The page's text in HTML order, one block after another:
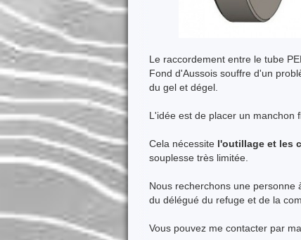
Le raccordement entre le tube
Fond d'Aussois souffre d'un
du gel et dégel.
L'idée est de placer un manchon
Cela nécessite l'outillage et les
souplesse très limitée.
Nous recherchons une personne
du délégué du refuge et de la
Vous pouvez me contacter par